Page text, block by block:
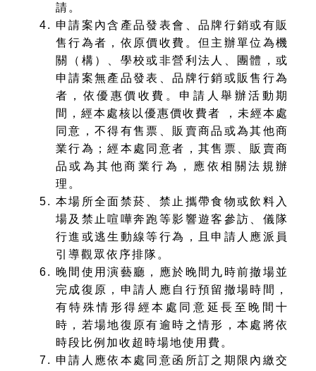
請。
申請案內含產品發表會、品牌行銷或有販
售行為者，依原價收費。但主辦單位為機
關（構）、學校或非營利法人、團體，或
申請案無產品發表、品牌行銷或販售行為
者，依優惠價收費。申請人舉辦活動期
間，經本處核以優惠價收費者 ，未經本處
同意，不得有售票、販賣商品或為其他商
業行為；經本處同意者，其售票、販賣商
品或為其他商業行為，應依相關法規辦
理。
本場所全面禁菸、禁止攜帶食物或飲料入
場及禁止喧嘩奔跑等影響遊客參訪、儀隊
行進或逃生動線等行為，且申請人應派員
引導觀眾依序排隊。
晚間使用演藝廳，應於晚間九時前撤場並
完成復原，申請人應自行預留撤場時間，
有特殊情形得經本處同意延長至晚間十
時，若場地復原有逾時之情形，本處將依
時段比例加收超時場地使用費。
申請人應依本處同意函所訂之期限內繳交